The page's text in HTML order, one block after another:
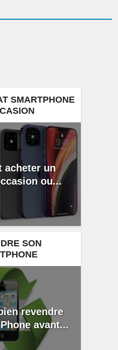
SMARTPHONE
acheter un
ou...
SON
revendre
avant...